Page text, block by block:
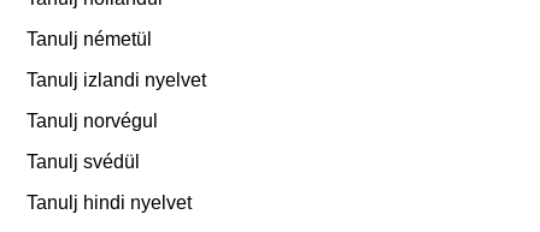
Tanulj németül
Tanulj izlandi nyelvet
Tanulj norvégul
Tanulj svédül
Tanulj hindi nyelvet